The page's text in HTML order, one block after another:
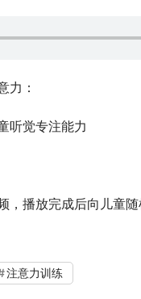
力：
听觉专注能力
，播放完成后向儿童
注意力训练